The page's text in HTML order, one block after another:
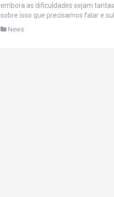
embora as dificuldades sejam
sobre isso que precisamos falar e
News